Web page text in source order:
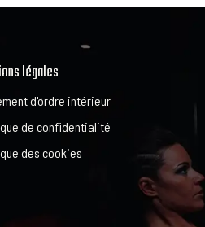
légales
d'ordre intérieur
de confidentialité
des cookies